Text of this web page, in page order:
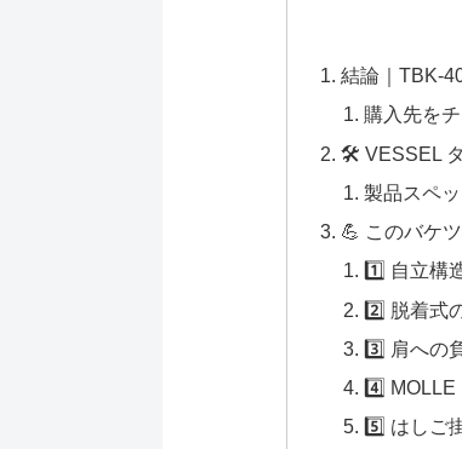
結論｜TBK-
購入先を
🛠️ VESSEL
製品スペ
💪 このバケ
1️⃣ 自立構
2️⃣ 脱着式
3️⃣ 肩への
4️⃣
5️⃣ はしご